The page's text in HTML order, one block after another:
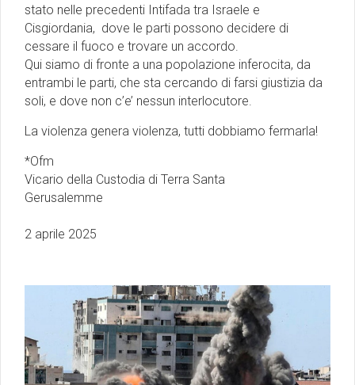
stato nelle precedenti Intifada tra Israele e
Cisgiordania, dove le parti possono decidere di
cessare il fuoco e trovare un accordo.
Qui siamo di fronte a una popolazione inferocita, da
entrambi le parti, che sta cercando di farsi giustizia da
soli, e dove non c’e’ nessun interlocutore.
La violenza genera violenza, tutti dobbiamo fermarla!
*Ofm
Vicario della Custodia di Terra Santa
Gerusalemme
2 aprile 2025